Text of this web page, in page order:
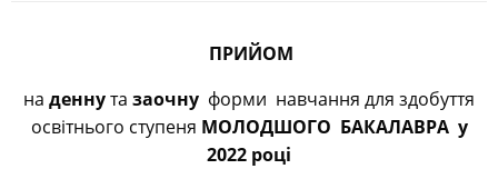
ПРИЙОМ
на деннута заочну форми навчання для здобуття
освітнього ступеня МОЛОДШОГО БАКАЛАВРА у
2022 році